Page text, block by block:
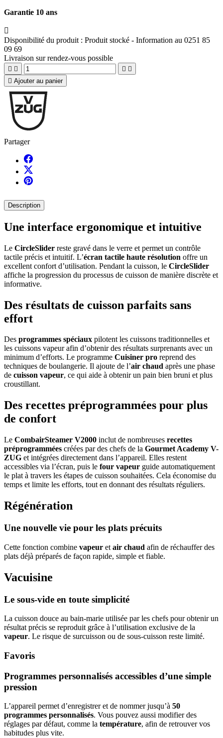
Garantie 10 ans

Disponibilité du produit : Produit stocké - Information au 0251 85
09 69
Livraison sur rendez-vous possible
   
 Ajouter au panier
Partager
Description
Une interface ergonomique et intuitive
Le CircleSlider reste gravé dans le verre et permet un contrôle
tactile précis et intuitif. L’écran tactile haute résolution offre un
excellent confort d’utilisation. Pendant la cuisson, le CircleSlider
affiche la progression du processus de cuisson de manière discrète et
informative.
Des résultats de cuisson parfaits sans
effort
Des programmes spéciaux pilotent les cuissons traditionnelles et
les cuissons vapeur afin d’obtenir des résultats surprenants avec un
minimum d’efforts. Le programme Cuisiner pro reprend des
techniques de boulangerie. Il ajoute de l’air chaud après une phase
de cuisson vapeur, ce qui aide à obtenir un pain bien bruni et plus
croustillant.
Des recettes préprogrammées pour plus
de confort
Le CombairSteamer V2000 inclut de nombreuses recettes
préprogrammées créées par des chefs de la Gourmet Academy V-
ZUG et intégrées directement dans l’appareil. Elles restent
accessibles via l’écran, puis le four vapeur guide automatiquement
le plat à travers les étapes de cuisson souhaitées. Cela économise du
temps et limite les efforts, tout en donnant des résultats réguliers.
Régénération
Une nouvelle vie pour les plats précuits
Cette fonction combine vapeur et air chaud afin de réchauffer des
plats déjà préparés de façon rapide, simple et fiable.
Vacuisine
Le sous-vide en toute simplicité
La cuisson douce au bain-marie utilisée par les chefs pour obtenir un
résultat précis se reproduit grâce à l’utilisation exclusive de la
vapeur. Le risque de surcuisson ou de sous-cuisson reste limité.
Favoris
Programmes personnalisés accessibles d’une simple
pression
L’appareil permet d’enregistrer et de nommer jusqu’à 50
programmes personnalisés. Vous pouvez aussi modifier des
réglages par défaut, comme la température, afin de retrouver vos
habitudes plus vite.